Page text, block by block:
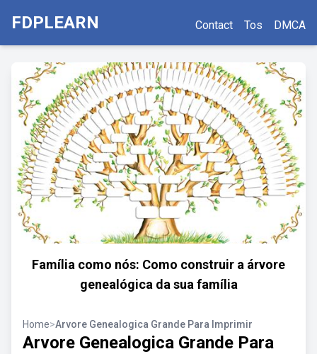
FDPLEARN Contact Tos DMCA
Família como nós: Como construir a árvore
genealógica da sua família
Home>Arvore Genealogica Grande Para Imprimir
Arvore Genealogica Grande Para